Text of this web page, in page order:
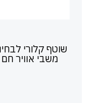
שוטף קלורי
משבי אוויר